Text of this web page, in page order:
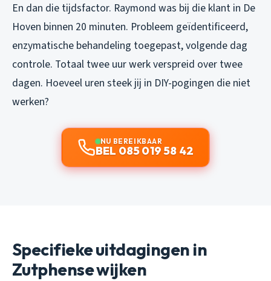
En dan die tijdsfactor. Raymond was bij die klant in De
Hoven binnen 20 minuten. Probleem geïdentificeerd,
enzymatische behandeling toegepast, volgende dag
controle. Totaal twee uur werk verspreid over twee
dagen. Hoeveel uren steek jij in DIY-pogingen die niet
werken?
NU BEREIKBAAR
BEL 085 019 58 42
Specifieke uitdagingen in
Zutphense wijken